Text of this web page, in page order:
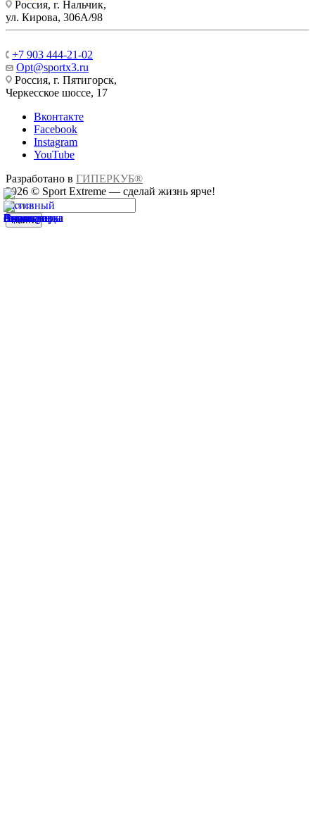
Россия, г. Нальчик,
ул. Кирова, 306А/98
+7 903 444-21-02
Opt@sportx3.ru
Россия, г. Пятигорск,
Черкесское шоссе, 17
Вконтакте
Facebook
Instagram
YouTube
Разработано в ГИПЕРКУБ®
2026 © Sport Extreme — сделай жизнь ярче!
Найти